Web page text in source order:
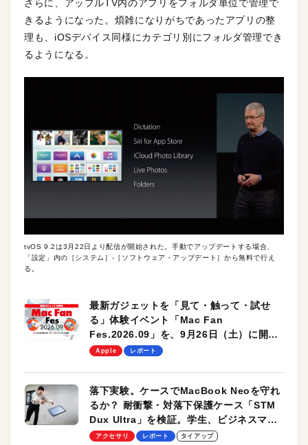
さらに、アップルTV内のアプリをフォルダ単位で管理で
きるようになった。煩雑になりがちであったアプリの整
理も、iOSデバイス同様にカテゴリ別にフォルダ管理でき
るようになる。
tvOS 9.2は3月22日より配信が開始された。手動でアップデートする場合、
「設定」内の［システム］-［ソフトウェア・アップデート］から無料で行え
る。
最新ガジェットを「見て・触って・試せ
る」体験イベント「Mac Fan
Fes.2026.09」を、9月26日（土）に開催
します！
Apple レポート
落下実験。ケースでMacBook Neoを守れ
るか？ 耐衝撃・対落下保護ケース「STM
Dux Ultra」を検証。学生、ビジネスマン
のモバイルユースに最適！
アクセサリ レポート タイアップ